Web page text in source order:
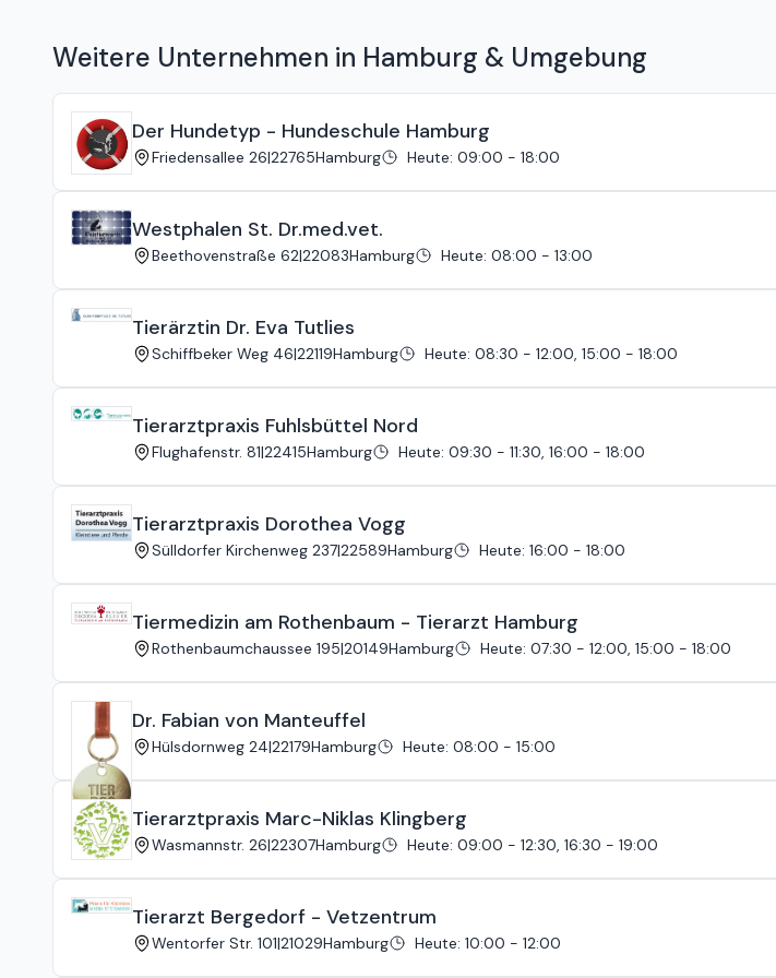
richtigen Ärzte
Weitere Unternehmen in Hamburg & Umgebung
Der Hundetyp - Hundeschule Hamburg
Friedensallee 26|22765Hamburg Heute: 09:00 - 18:00
Westphalen St. Dr.med.vet.
Beethovenstraße 62|22083Hamburg Heute: 08:00 - 13:00
Tierärztin Dr. Eva Tutlies
Schiffbeker Weg 46|22119Hamburg Heute: 08:30 - 12:00, 15:00 - 18:00
Tierarztpraxis Fuhlsbüttel Nord
Flughafenstr. 81|22415Hamburg Heute: 09:30 - 11:30, 16:00 - 18:00
Tierarztpraxis Dorothea Vogg
Sülldorfer Kirchenweg 237|22589Hamburg Heute: 16:00 - 18:00
Tiermedizin am Rothenbaum - Tierarzt Hamburg
Rothenbaumchaussee 195|20149Hamburg Heute: 07:30 - 12:00, 15:00 - 18:00
Dr. Fabian von Manteuffel
Hülsdornweg 24|22179Hamburg Heute: 08:00 - 15:00
Tierarztpraxis Marc-Niklas Klingberg
Wasmannstr. 26|22307Hamburg Heute: 09:00 - 12:30, 16:30 - 19:00
Tierarzt Bergedorf - Vetzentrum
Wentorfer Str. 101|21029Hamburg Heute: 10:00 - 12:00